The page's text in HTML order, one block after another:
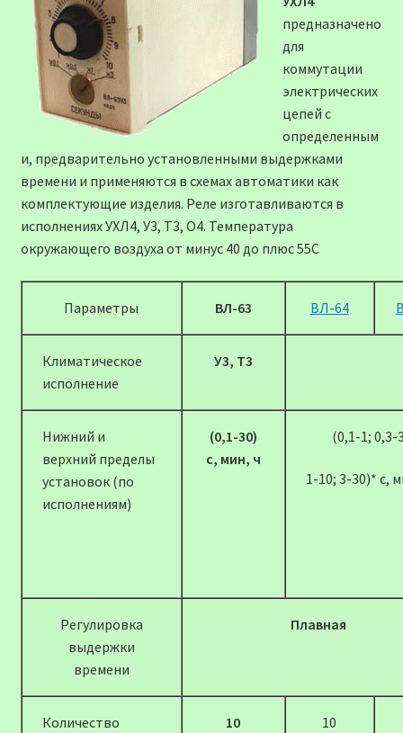
Карта сайту
предназначено
для
коммутации
электрических
цепей с
определенным
и, предварительно установленными выдержками
времени и применяются в схемах автоматики как
комплектующие изделия. Реле изготавливаются в
исполнениях УХЛ4, У3, Т3, О4. Температура
окружающего воздуха от минус 40 до плюс 55С
Параметры ВЛ-63 ВЛ-64
Климатическое
исполнение
У3, Т3
Нижний и
верхний пределы
установок (по
исполнениям)
(0,1-30)
с, мин, ч
(0,1-1; 0,3-
1-10; 3-30)* с,
Регулировка
выдержки
времени
Плавная
Количество
10 10